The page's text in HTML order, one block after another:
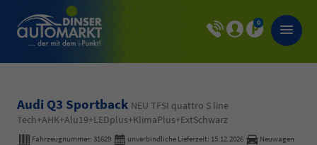
0
Audi Q3 Sportback NEU TFSI quattro S line
Tech+AHK+Alu19+LEDplus+KlimaPlus+ExtSchwarz
Fahrzeugnummer: 31629 unverbindliche Lieferzeit: 15.12.2026 Neuwagen